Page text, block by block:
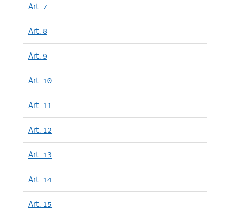
Art. 7
Art. 8
Art. 9
Art. 10
Art. 11
Art. 12
Art. 13
Art. 14
Art. 15